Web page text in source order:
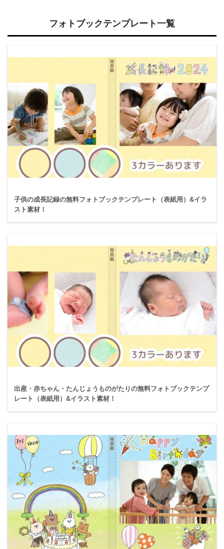
フォトブックテンプレート一覧
子供の成長記録の無料フォトブックテンプレート（表紙用）&イラ
スト素材！
出産・赤ちゃん・たんじょうものがたりの無料フォトブックテンプ
レート（表紙用）&イラスト素材！